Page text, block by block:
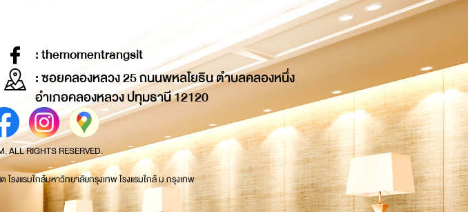
: themomentrangsit
: ซอยคลองหลวง 25 ถนนพหลโยธิน ตำบลคลองหนึ่ง
อำเภอคลองหลวง ปทุมธานี 12120
ALL RIGHTS RESERVED.
รงแรมใกล้มหาวิทยาลัยกรุงเทพ โรงแรมใกล้ ม กรุงเทพ